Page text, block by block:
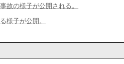
故の様子が公開される。
様子が公開。